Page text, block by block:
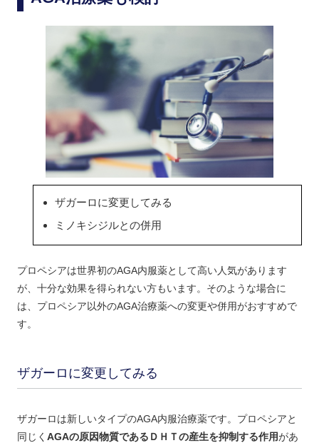
ザガーロに変更してみる
ミノキシジルとの併用
プロペシアは世界初のAGA内服薬として高い人気があります
が、十分な効果を得られない方もいます。そのような場合に
は、プロペシア以外のAGA治療薬への変更や併用がおすすめで
す。
ザガーロに変更してみる
ザガーロは新しいタイプのAGA内服治療薬です。プロペシアと
同じく AGAの原因物質であるＤＨＴの産生を抑制する作用があ